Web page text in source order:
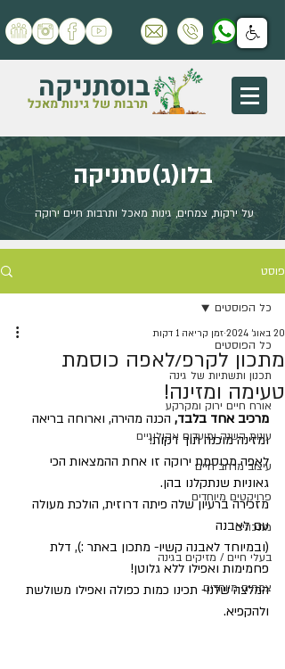
תרבות של גינות מאכל
בוסתניקה
בלו(ג)סתניקה
על ירקות, צמחים, גינות מאכל ותרבות חיים ירוקה
פוסט
כל הפוסטים
תכנון ותשתיות של גינה
אורח חיים ירוק ומקרקע
עונות השנה ומועדים אקולוגיים
עיצוב מרחב חיים
פרויקטים מיוחדים
מתכונים
בעלי חיים / מזיקים בגינה
צמחים מיוחדים
כל הפוסטים
מתכון לקרפ/לאפה כוסמת
טעימה ומזינה!
20 באוג׳ 2024 זמן קריאה 1 דקות
מרכיב אחד בלבד, הכנה מהירה, וארוחה בריאה
ומזינה מוכנה תוך דקות!
לאפה מכוסמת ירוקה זו אחת ההמצאות הכי
גאוניות שנתקלנו בהן.
מזכירה ברעיון שלה פיתה דרוזית, הולכת מעולה
עם לאבנה
(ובמיוחד לאבנה קשיו- מתכון באתר :), דלת
פחמימות ואפילו ללא גלוטן!
המלצה שלנו- תכינו כמות כפולה ואפילו משולשת
ולהקפיא.